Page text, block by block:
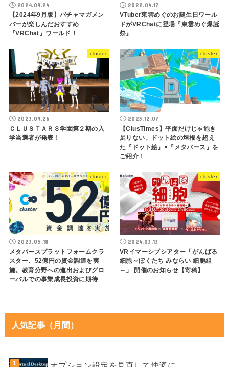
2024.09.24
【2024年9月版】バチャマガメン
バーが楽しんだおすすめ
『VRChat』ワールド！
2022.04.17
VTuber東雲めぐのお誕生日ワール
ドがVRChatに登場『東雲めぐ爆誕
祭』
cluster
2023.09.26
ＣＬＵＳＴＡＲＳ学園第２期の入
学当選者が発表！
cluster
2023.12.07
【ClusTimes】平面だけじゃ飽き
足りない。ドット絵の垣根を超え
た『ドット絵』×『メタバース』を
ご紹介！
cluster
2023.05.18
メタバースプラットフォームクラ
スター、52億円の資金調達を実
施。教育分野への進出およびグロ
ーバルでの事業成長投資に期待
cluster
2024.03.13
VRイマーシブシアター「がんばる
細胞～ぼくたち みならい 細胞組
～」 開催のお知らせ【寄稿】
人気記事（月間）